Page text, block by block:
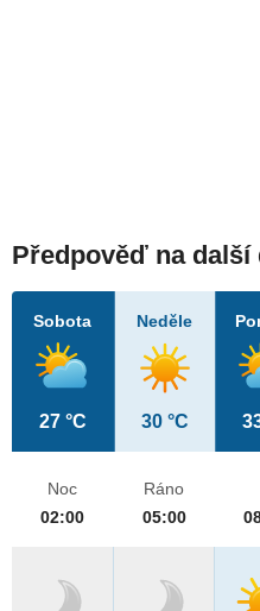
Předpověď na další
Sobota
27 °C
Neděle
30 °C
Noc
02:00
Ráno
05:00